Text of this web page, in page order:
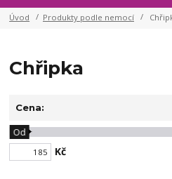
Úvod Produkty podle nemocí
Chřipka
Cena:
Kč
Od